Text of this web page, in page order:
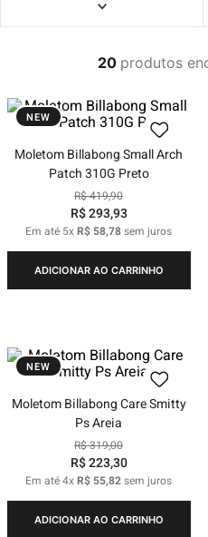
20 produtos
NEW
Moletom Billabong Small Arch
Patch 310G Preto
R$419,90
R$293,93
Em até 5xR$ 58,78sem juros
ADICIONAR AO CARRINHO
NEW
Moletom Billabong Care Smitty
Ps Areia
R$319,00
R$223,30
Em até4xR$ 55,82sem juros
ADICIONAR AO CARRINHO
boardshort
bermuda
7º
jaqueta
carteira
9º
mochila
chinelo